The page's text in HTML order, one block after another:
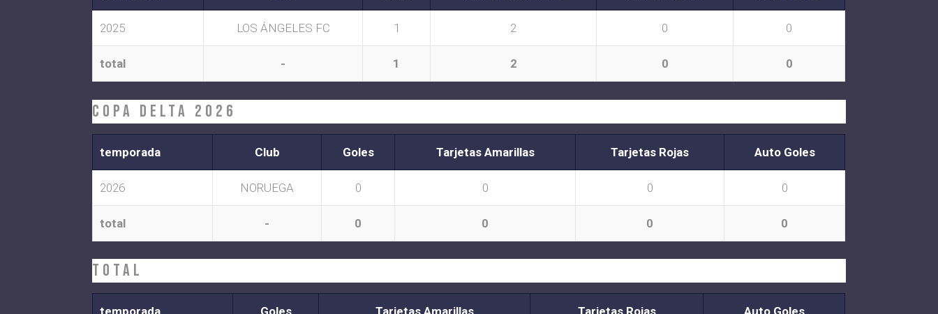
2025 LOS ÁNGELES FC 1 2 0 0
total - 1 2 0 0
COPA DELTA 2026
temporada Club Goles Tarjetas Amarillas Tarjetas Rojas Auto Goles
2026 NORUEGA 0 0 0 0
total - 0 0 0 0
Total
temporada Goles Tarjetas Amarillas Tarjetas Rojas Auto Goles